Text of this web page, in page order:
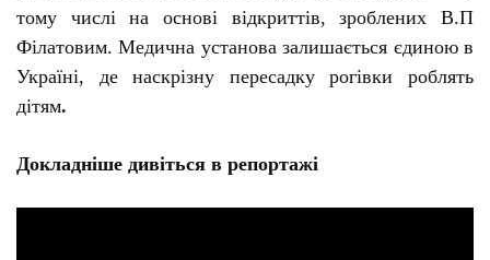
тому числі на основі відкриттів, зроблених В.П
Філатовим. Медична установа залишається єдиною в
Україні, де наскрізну пересадку рогівки роблять
дітям.
Докладніше дивіться в репортажі